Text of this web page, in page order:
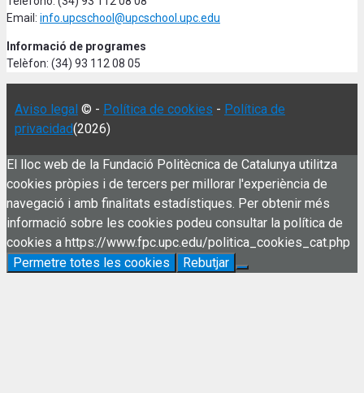
Email: info.upcschool@upcschool.upc.edu
Informació de programes
Telèfon: (34) 93 112 08 05
Aviso legal © - Política de cookies - Política de
privacidad(2026)
El lloc web de la Fundació Politècnica de Catalunya utilitza
cookies pròpies i de tercers per millorar l'experiència de
navegació i amb finalitats estadístiques. Per obtenir més
informació sobre les cookies podeu consultar la política de
cookies a https://www.fpc.upc.edu/politica_cookies_cat.php
Permetre totes les cookies
Rebutjar